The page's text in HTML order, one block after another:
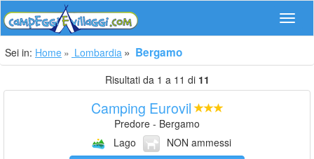
Sei in: Home Lombardia Bergamo
Risultati da 1 a 11 di 11
Camping Eurovil
Predore - Bergamo
Lago
NON ammessi